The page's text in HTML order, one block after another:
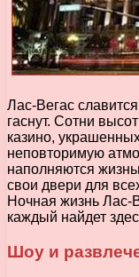
Лас-Вегас
гаснут. Сотни
казино,
неповторимую
наполняются
свои двери для
Ночная жизнь Лас-
каждый найдет
Шоу и